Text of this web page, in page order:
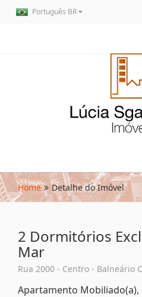
Português BR
Home Detalhe do Imóvel
2 Dormitórios
Mar
Rua 2000 - Centro - Balneário
Apartamento